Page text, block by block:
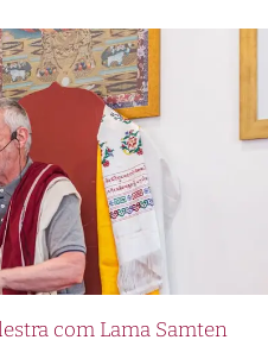
com Lama Samten